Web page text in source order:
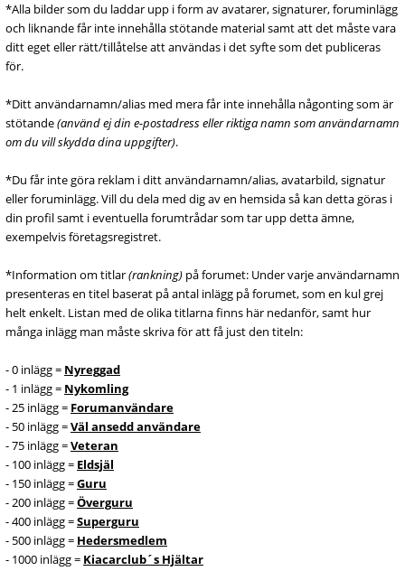
*Alla bilder som du laddar upp i form av avatarer, signaturer, foruminlägg
och liknande får inte innehålla stötande material samt att det måste vara
ditt eget eller rätt/tillåtelse att användas i det syfte som det publiceras
för.
*Ditt användarnamn/alias med mera får inte innehålla någonting som är
stötande(använd ej din e-postadress eller riktiga namn som användarnamn
om du vill skydda dina uppgifter).
*Du får inte göra reklam i ditt användarnamn/alias, avatarbild, signatur
eller foruminlägg. Vill du dela med dig av en hemsida så kan detta göras i
din profil samt i eventuella forumtrådar som tar upp detta ämne,
exempelvis företagsregistret.
*Information om titlar(rankning) på forumet: Under varje användarnamn
presenteras en titel baserat på antal inlägg på forumet, som en kul grej
helt enkelt. Listan med de olika titlarna finns här nedanför, samt hur
många inlägg man måste skriva för att få just den titeln:
- 0 inlägg = Nyreggad
- 1 inlägg = Nykomling
- 25 inlägg = Forumanvändare
- 50 inlägg =Väl ansedd användare
- 75 inlägg =Veteran
- 100 inlägg = Eldsjäl
- 150 inlägg =Guru
- 200 inlägg =Överguru
- 400 inlägg =Superguru
- 500 inlägg = Hedersmedlem
- 1000 inlägg = Kiacarclub´s Hjältar